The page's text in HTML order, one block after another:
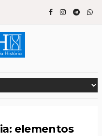
elementos